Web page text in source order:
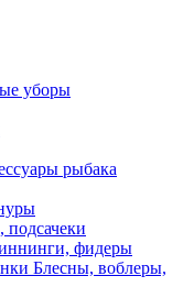
уборы
рыбака
подсачеки
фидеры
Блесны, воблеры,